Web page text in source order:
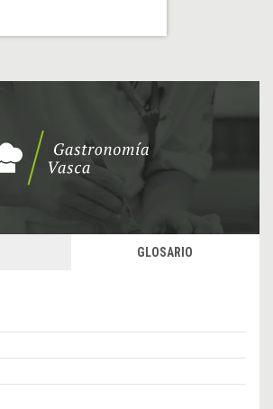
GLOSARIO